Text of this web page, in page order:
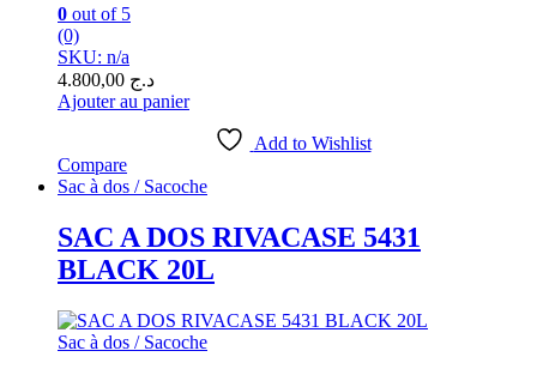
0 out of 5
(0)
SKU: n/a
د.ج
Ajouter au panier
Add to Wishlist
Compare
Sac à dos / Sacoche
SAC A DOS RIVACASE 5431
BLACK 20L
Sac à dos / Sacoche